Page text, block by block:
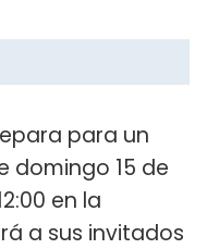
para un
domingo 15 de
en la
a sus invitados